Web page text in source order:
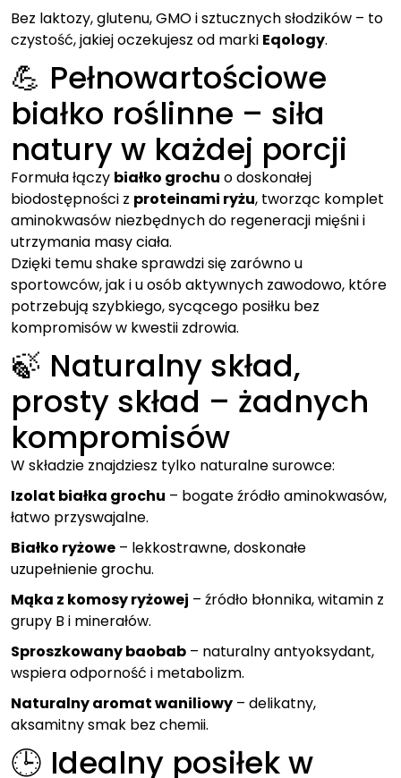
Bez laktozy, glutenu, GMO i sztucznych słodzików – to
czystość, jakiej oczekujesz od marki Eqology.
💪 Pełnowartościowe
białko roślinne – siła
natury w każdej porcji
Formuła łączy białko grochu o doskonałej
biodostępności z proteinami ryżu, tworząc komplet
aminokwasów niezbędnych do regeneracji mięśni i
utrzymania masy ciała.
Dzięki temu shake sprawdzi się zarówno u
sportowców, jak i u osób aktywnych zawodowo, które
potrzebują szybkiego, sycącego posiłku bez
kompromisów w kwestii zdrowia.
🍃 Naturalny skład,
prosty skład – żadnych
kompromisów
W składzie znajdziesz tylko naturalne surowce:
Izolat białka grochu – bogate źródło aminokwasów,
łatwo przyswajalne.
Białko ryżowe – lekkostrawne, doskonałe
uzupełnienie grochu.
Mąka z komosy ryżowej – źródło błonnika, witamin z
grupy B i minerałów.
Sproszkowany baobab – naturalny antyoksydant,
wspiera odporność i metabolizm.
Naturalny aromat waniliowy – delikatny,
aksamitny smak bez chemii.
🕒 Idealny posiłek w